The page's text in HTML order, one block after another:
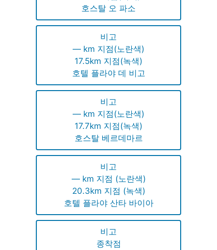
호스탈 오 파소
비고
— km 지점(노란색)
17.5km 지점(녹색)
호텔 플라야 데 비고
비고
— km 지점(노란색)
17.7km 지점(녹색)
호스탈 베르데마르
비고
— km 지점 (노란색)
20.3km 지점 (녹색)
호텔 플라야 산타 바이아
비고
종착점